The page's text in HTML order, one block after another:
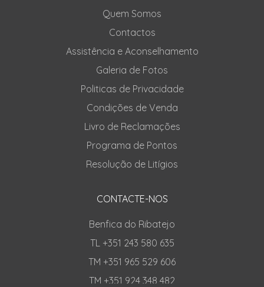
Quem Somos
Contactos
Assistência e Aconselhamento
Galeria de Fotos
Politicas de Privacidade
Condições de Venda
Livro de Reclamações
Programa de Pontos
Resolução de Litígios
CONTACTE-NOS
Benfica do Ribatejo
TL +351 243 580 635
TM +351 965 529 606
TM +351 924 348 482